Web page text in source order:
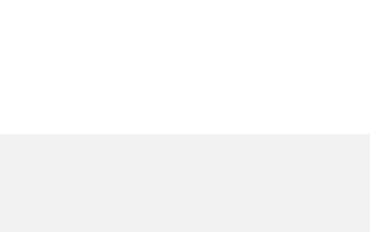
Banka d.d. Jurišićeva 4, 10000 Zagreb, IBAN